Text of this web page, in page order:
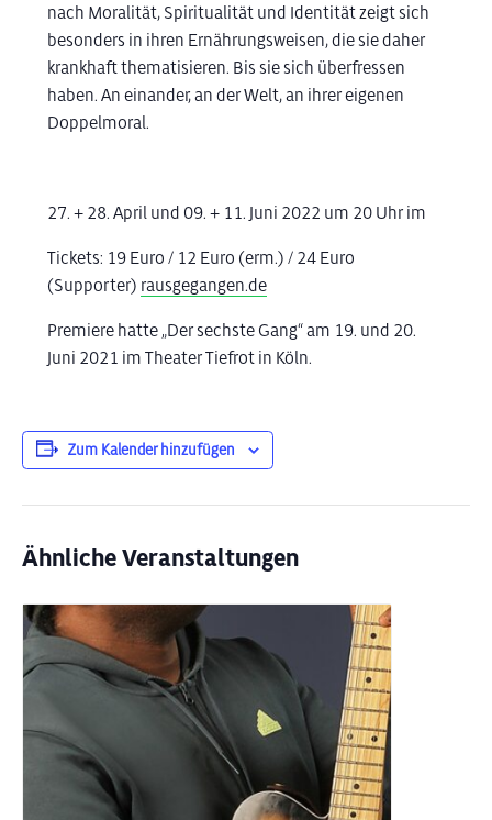
nach Moralität, Spiritualität und Identität zeigt sich
besonders in ihren Ernährungsweisen, die sie daher
krankhaft thematisieren. Bis sie sich überfressen
haben. An einander, an der Welt, an ihrer eigenen
Doppelmoral.
27. + 28. April und 09. + 11. Juni 2022 um 20 Uhr im
Tickets: 19 Euro / 12 Euro (erm.) / 24 Euro
(Supporter) rausgegangen.de
Premiere hatte „Der sechste Gang“ am 19. und 20.
Juni 2021 im Theater Tiefrot in Köln.
Zum Kalender hinzufügen
Ähnliche Veranstaltungen